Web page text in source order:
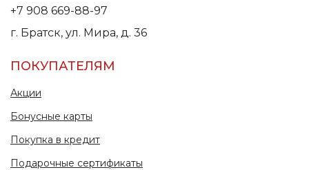
+7 908 669-88-97
г. Братск, ул. Мира, д. 36
ПОКУПАТЕЛЯМ
Акции
Бонусные карты
Покупка в кредит
Подарочные сертификаты